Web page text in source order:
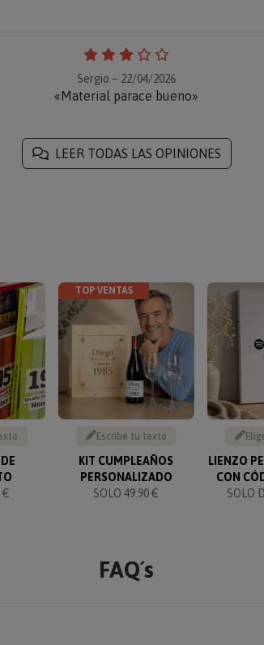
Sergio – 22/04/2026
«Material parace bueno»
LEER TODAS LAS OPINIONES
€
TOP VENTAS
Escribe tu texto
KIT CUMPLEAÑOS
PERSONALIZADO
SOLO 49.90 €
LIENZO
CON
SOLO
FAQ´s